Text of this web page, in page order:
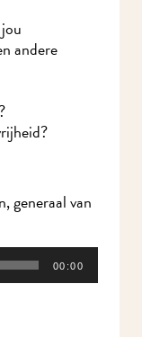
andere
generaal van
00:00